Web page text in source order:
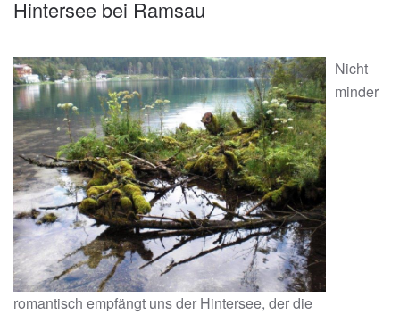
Hintersee bei Ramsau
Nicht
minder
romantisch empfängt uns der Hintersee, der die